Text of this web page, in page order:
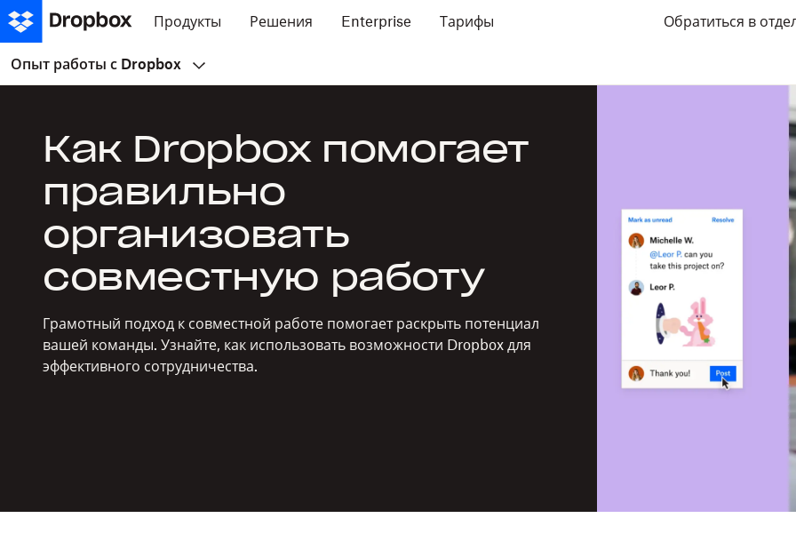
Продукты Решения Enterprise Тарифы Обратиться в
Опыт работы с Dropbox
Как Dropbox помогает
правильно
организовать
совместную работу
Грамотный подход к совместной работе помогает раскрыть потенциал
вашей команды. Узнайте, как использовать возможности Dropbox для
эффективного сотрудничества.